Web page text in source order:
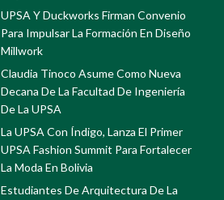
UPSA Y Duckworks Firman Convenio
Para Impulsar La Formación En Diseño
Millwork
Claudia Tinoco Asume Como Nueva
Decana De La Facultad De Ingeniería
De La UPSA
La UPSA Con Índigo, Lanza El Primer
UPSA Fashion Summit Para Fortalecer
La Moda En Bolivia
Estudiantes De Arquitectura De La